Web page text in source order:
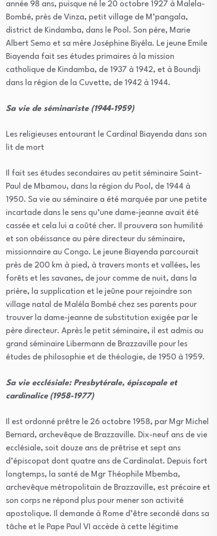
année 98 ans, puisque né le 20 octobre 1927 à Malela-
Bombé, près de Vinza, petit village de M’pangala,
district de Kindamba, dans le Pool. Son père, Marie
Albert Semo et sa mère Joséphine Biyéla. Le jeune Emile
Biayenda fait ses études primaires à la mission
catholique de Kindamba, de 1937 à 1942, et à Boundji
dans la région de la Cuvette, de 1942 à 1944.
Sa vie de séminariste (1944-1959)
Les religieuses entourant le Cardinal Biayenda dans son
lit de mort
Il fait ses études secondaires au petit séminaire Saint-
Paul de Mbamou, dans la région du Pool, de 1944 à
1950. Sa vie au séminaire a été marquée par une petite
incartade dans le sens qu’une dame-jeanne avait été
cassée et cela lui a coûté cher. Il prouvera son humilité
et son obéissance au père directeur du séminaire,
missionnaire au Congo. Le jeune Biayenda parcourait
près de 200 km à pied, à travers monts et vallées, les
forêts et les savanes, de jour comme de nuit, dans la
prière, la supplication et le jeûne pour rejoindre son
village natal de Maléla Bombé chez ses parents pour
trouver la dame-jeanne de substitution exigée par le
père directeur. Après le petit séminaire, il est admis au
grand séminaire Libermann de Brazzaville pour les
études de philosophie et de théologie, de 1950 à 1959.
Sa vie ecclésiale: Presbytérale, épiscopale et
cardinalice (1958-1977)
Il est ordonné prêtre le 26 octobre 1958, par Mgr Michel
Bernard, archevêque de Brazzaville. Dix-neuf ans de vie
ecclésiale, soit douze ans de prêtrise et sept ans
d’épiscopat dont quatre ans de Cardinalat. Depuis fort
longtemps, la santé de Mgr Théophile Mbemba,
archevêque métropolitain de Brazzaville, est précaire et
son corps ne répond plus pour mener son activité
apostolique. Il demande à Rome d’être secondé dans sa
tâche et le Pape Paul VI accède à cette légitime